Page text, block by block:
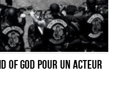
of God pour un acteur